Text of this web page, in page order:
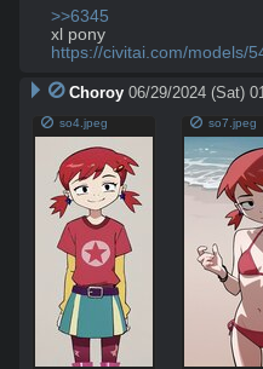
>>6345
https://civitai.com/models/
Choroy 06/29/2024 (Sat)
so4.jpeg so7.jpeg